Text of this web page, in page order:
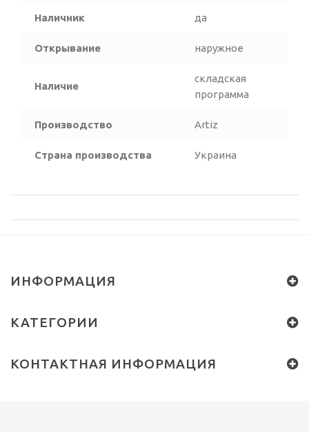
Наличник да
Открывание наружное
Наличие
складская
программа
Производство Artiz
Страна производства Украина
ИНФОРМАЦИЯ
КАТЕГОРИИ
КОНТАКТНАЯ ИНФОРМАЦИЯ